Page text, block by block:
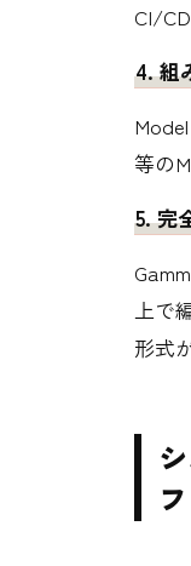
CI/
4. 組
等の
5. 完
上で
形式